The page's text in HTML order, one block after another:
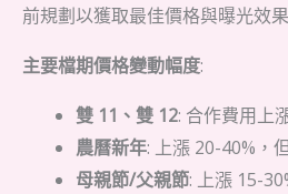
前規劃以獲取最佳價格與曝光效
主要檔期價格變動幅度:
雙 11、雙 12: 合作費用上
農曆新年: 上漲 20-40%，
母親節/父親節: 上漲 15-